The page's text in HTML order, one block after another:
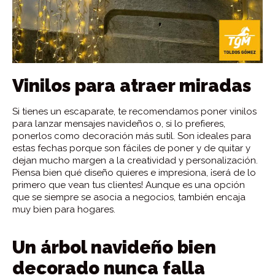
Vinilos para atraer miradas
Si tienes un escaparate, te recomendamos poner vinilos
para lanzar mensajes navideños o, si lo prefieres,
ponerlos como decoración más sutil. Son ideales para
estas fechas porque son fáciles de poner y de quitar y
dejan mucho margen a la creatividad y personalización.
Piensa bien qué diseño quieres e impresiona, ¡será de lo
primero que vean tus clientes! Aunque es una opción
que se siempre se asocia a negocios, también encaja
muy bien para hogares.
Un árbol navideño bien
decorado nunca falla